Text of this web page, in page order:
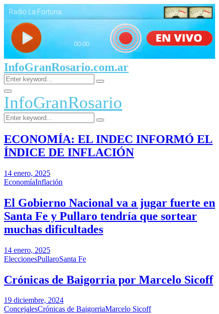
InfoGranRosario.com.ar
Search
for:
Search
Facebook
Twitter
Youtube
Primary
Menu
InfoGranRosario
Search
for:
Search
ECONOMÍA: EL INDEC INFORMÓ EL
ÍNDICE DE INFLACIÓN
14 enero, 2025
EconomíaInflación
El Gobierno Nacional va a jugar fuerte en
Santa Fe y Pullaro tendría que sortear
muchas dificultades
14 enero, 2025
EleccionesPullaroSanta Fe
Crónicas de Baigorria por Marcelo Sicoff
19 diciembre, 2024
ConcejalesCrónicas de BaigorriaMarcelo Sicoff